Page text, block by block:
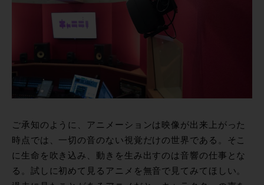
ご承知のように、アニメーションは映像が出来上がった
時点では、一切の音のない視覚だけの世界である。そこ
に生命を吹き込み、動きを生み出すのは音響の仕事とな
る。試しに初めて見るアニメを無音で見てみてほしい。